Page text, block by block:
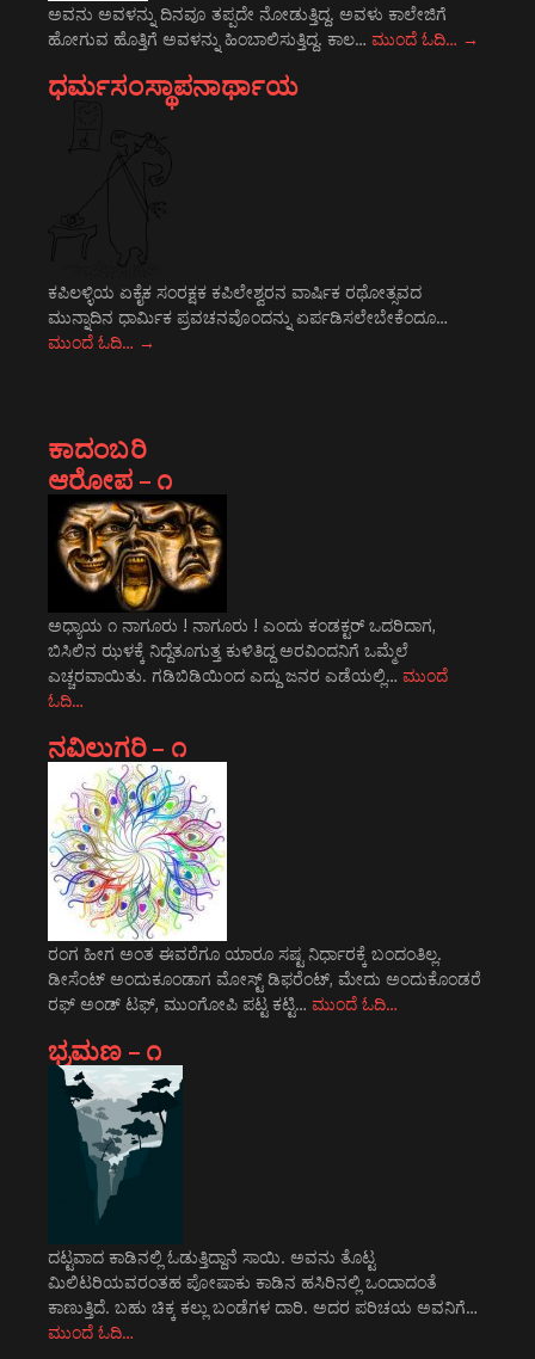
ಅವನು ಅವಳನ್ನು ದಿನವೂ ತಪ್ಪದೇ ನೋಡುತ್ತಿದ್ದ. ಅವಳು ಕಾಲೇಜಿಗೆ
ಹೋಗುವ ಹೊತ್ತಿಗೆ ಅವಳನ್ನು ಹಿಂಬಾಲಿಸುತ್ತಿದ್ದ. ಕಾಲ… ಮುಂದೆ ಓದಿ… →
ಧರ್ಮಸಂಸ್ಥಾಪನಾರ್ಥಾಯ
ಕಪಿಲಳ್ಳಿಯ ಏಕೈಕ ಸಂರಕ್ಷಕ ಕಪಿಲೇಶ್ವರನ ವಾರ್ಷಿಕ ರಥೋತ್ಸವದ
ಮುನ್ನಾದಿನ ಧಾರ್ಮಿಕ ಪ್ರವಚನವೊಂದನ್ನು ಏರ್ಪಡಿಸಲೇಬೇಕೆಂದೂ…
ಮುಂದೆ ಓದಿ… →
ಕಾದಂಬರಿ
ಆರೋಪ – ೧
ಅಧ್ಯಾಯ ೧ ನಾಗೂರು ! ನಾಗೂರು ! ಎಂದು ಕಂಡಕ್ಟರ್ ಒದರಿದಾಗ,
ಬಿಸಿಲಿನ ಝಳಕ್ಕೆ ನಿದ್ದೆತೂಗುತ್ತ ಕುಳಿತಿದ್ದ ಅರವಿಂದನಿಗೆ ಒಮ್ಮೆಲೆ
ಎಚ್ಚರವಾಯಿತು. ಗಡಿಬಿಡಿಯಿಂದ ಎದ್ದು ಜನರ ಎಡೆಯಲ್ಲಿ… ಮುಂದೆ
ಓದಿ…
ನವಿಲುಗರಿ – ೧
ರಂಗ ಹೀಗ ಅಂತ ಈವರೆಗೂ ಯಾರೂ ಸಷ್ಟ ನಿರ್ಧಾರಕ್ಕೆ ಬಂದಂತಿಲ್ಲ.
ಡೀಸೆಂಟ್ ಅಂದುಕೂಂಡಾಗ ಮೋಸ್ಟ್‌ ಡಿಫರೆಂಟ್‌, ಮೇದು ಅಂದುಕೊಂಡರೆ
ರಫ್ ಅಂಡ್ ಟಫ್, ಮುಂಗೋಪಿ ಪಟ್ಟ ಕಟ್ಟಿ… ಮುಂದೆ ಓದಿ…
ಭ್ರಮಣ – ೧
ದಟ್ಟವಾದ ಕಾಡಿನಲ್ಲಿ ಓಡುತ್ತಿದ್ದಾನೆ ಸಾಯಿ. ಅವನು ತೊಟ್ಟ
ಮಿಲಿಟರಿಯವರಂತಹ ಪೋಷಾಕು ಕಾಡಿನ ಹಸಿರಿನಲ್ಲಿ ಒಂದಾದಂತೆ
ಕಾಣುತ್ತಿದೆ. ಬಹು ಚಿಕ್ಕ ಕಲ್ಲು ಬಂಡೆಗಳ ದಾರಿ. ಅದರ ಪರಿಚಯ ಅವನಿಗೆ…
ಮುಂದೆ ಓದಿ…